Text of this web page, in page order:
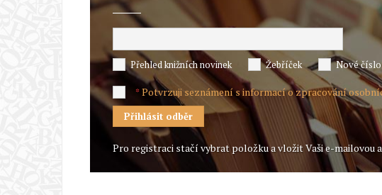
Přehled knižních novinek Žebříček Nové
*Potvrzuji seznámení s informací o zpracování
Pro registraci stačí vybrat položku a vložit Vaši e-mailovou